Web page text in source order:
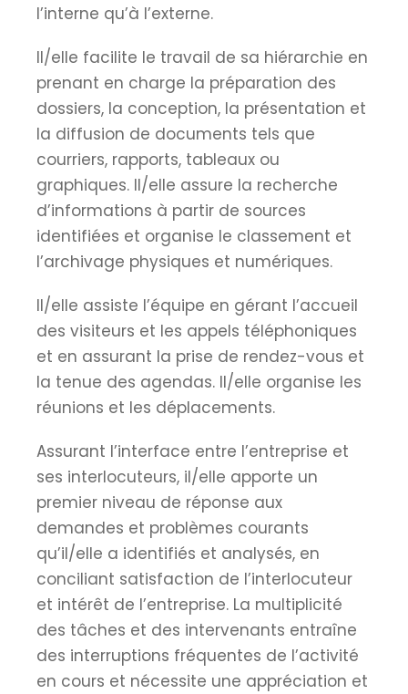
l’interne qu’à l’externe.
Il/elle facilite le travail de sa hiérarchie en
prenant en charge la préparation des
dossiers, la conception, la présentation et
la diffusion de documents tels que
courriers, rapports, tableaux ou
graphiques. Il/elle assure la recherche
d’informations à partir de sources
identifiées et organise le classement et
l’archivage physiques et numériques.
Il/elle assiste l’équipe en gérant l’accueil
des visiteurs et les appels téléphoniques
et en assurant la prise de rendez-vous et
la tenue des agendas. Il/elle organise les
réunions et les déplacements.
Assurant l’interface entre l’entreprise et
ses interlocuteurs, il/elle apporte un
premier niveau de réponse aux
demandes et problèmes courants
qu’il/elle a identifiés et analysés, en
conciliant satisfaction de l’interlocuteur
et intérêt de l’entreprise. La multiplicité
des tâches et des intervenants entraîne
des interruptions fréquentes de l’activité
en cours et nécessite une appréciation et